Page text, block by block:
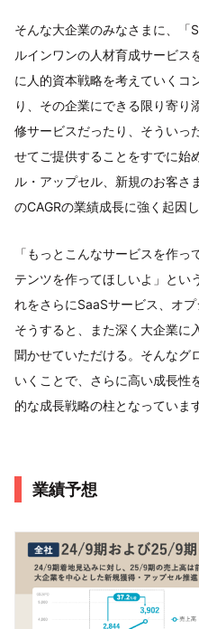
そんな大企業のみなさまに、「
ルインワンの人材育成サービス
に人的資本戦略を考えていくコ
り、その企業にできる限り寄り
修サービスだったり、そういっ
せてご提供することをすでに始
ル・アップセル、新規のお客さ
のCAGRの業績成長に強く起因し
「もっとこんなサービスを作
テンツを作ってほしいよ」とい
れをさらにSaaSサービス、オ
そうすると、また深く大企業に
聞かせていただける。そんなグ
いくことで、さらに高い成長性
的な成長戦略の柱となっています
業績予想